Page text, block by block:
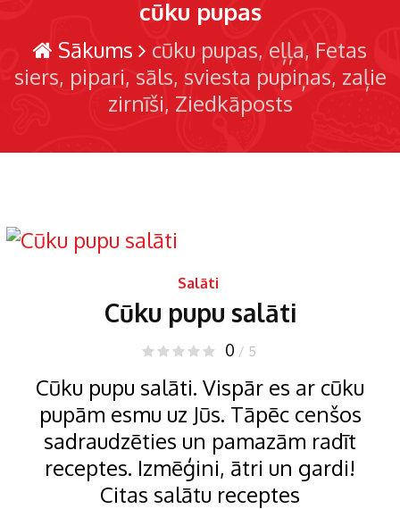
cūku pupas
Sākums cūku pupas eļļa Fetas
siers pipari sāls sviesta pupiņas zaļie
zirnīši Ziedkāposts
Salāti
Cūku pupu salāti
0 / 5
Cūku pupu salāti. Vispār es ar cūku
pupām esmu uz Jūs. Tāpēc cenšos
sadraudzēties un pamazām radīt
receptes. Izmēģini, ātri un gardi!
Citas salātu receptes